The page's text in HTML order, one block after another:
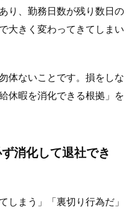
り、勤務日数が残り数日の
大きく変わってきてしまい
体ないことです。損をしな
休暇を消化できる根拠」を
消化して退社でき
しまう」「裏切り行為だ」